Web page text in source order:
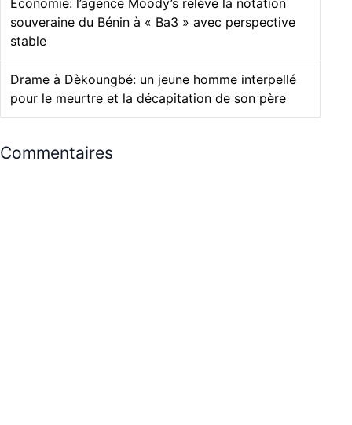
Économie: l’agence Moody’s relève la notation
souveraine du Bénin à « Ba3 » avec perspective
stable
Drame à Dèkoungbé: un jeune homme interpellé
pour le meurtre et la décapitation de son père
Commentaires